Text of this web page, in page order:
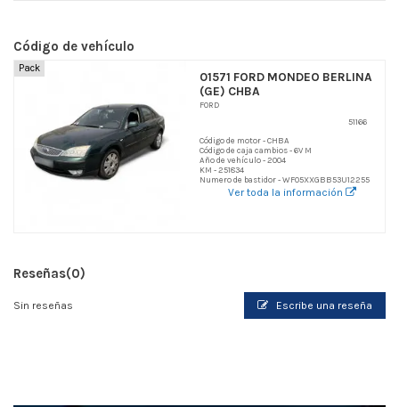
Código de vehículo
Pack
01571 FORD MONDEO BERLINA
(GE) CHBA
FORD
51166
Código de motor - CHBA
Código de caja cambios - 6V M
Año de vehículo - 2004
KM - 251834
Numero de bastidor - WF05XXGBB53U12255
Ver toda la información
Reseñas(0)
Sin reseñas Escribe una reseña